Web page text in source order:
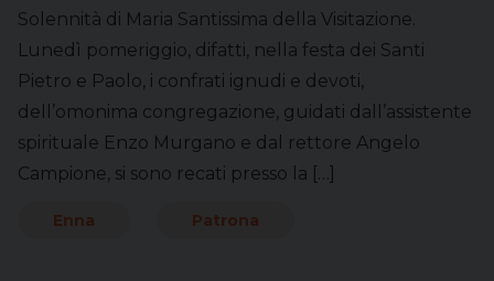
Solennità di Maria Santissima della Visitazione.
Lunedì pomeriggio, difatti, nella festa dei Santi
Pietro e Paolo, i confrati ignudi e devoti,
dell’omonima congregazione, guidati dall’assistente
spirituale Enzo Murgano e dal rettore Angelo
Campione, si sono recati presso la […]
Enna Patrona